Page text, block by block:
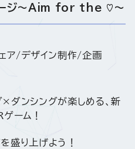
ージ～Aim for the ♡～
ア/デザイン制作/企画
ダンシングが楽しめる、新
ーム！
盛り上げよう！